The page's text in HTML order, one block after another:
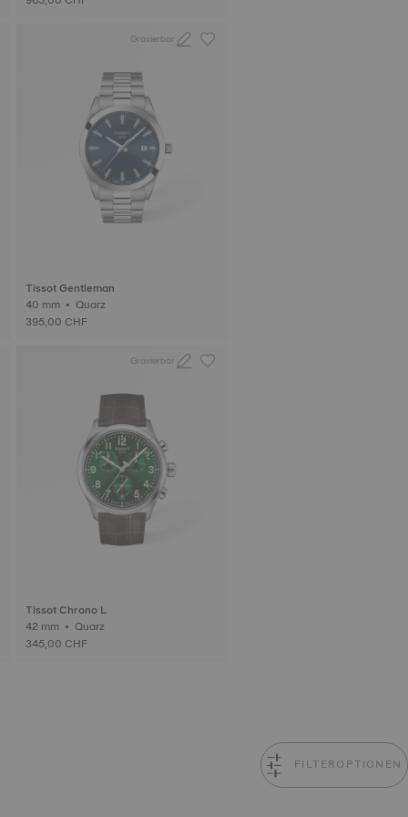
Gravierbar
Tissot Gentleman
40 mm • Quarz
395,00 CHF
Gravierbar
Tissot Chrono L
42 mm • Quarz
345,00 CHF
FILTEROPTIONEN